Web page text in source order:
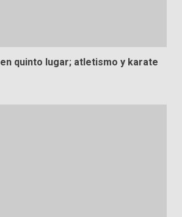
quinto lugar; atletismo y karate